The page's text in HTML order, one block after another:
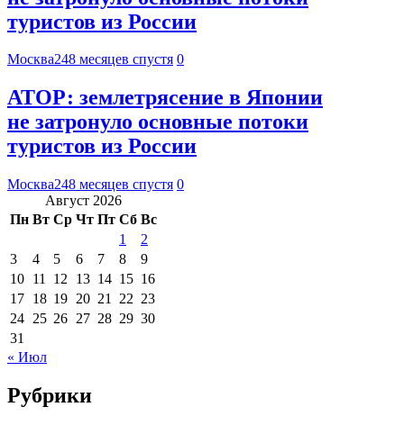
туристов из России
Москва248 месяцев спустя 0
АТОР: землетрясение в Японии
не затронуло основные потоки
туристов из России
Москва248 месяцев спустя 0
Август 2026
Пн Вт Ср Чт Пт Сб Вс
1
2
3
4 5 6 7 8
9
10 11 12 13 14 15 16
17 18 19 20 21 22 23
24 25 26 27 28 29 30
31
« Июл
Рубрики